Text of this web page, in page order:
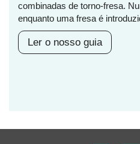
combinadas de torno-fresa.
enquanto uma fresa é
Ler o nosso guia